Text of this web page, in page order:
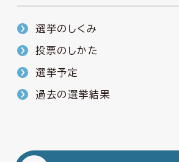
選挙のしくみ
投票のしかた
選挙予定
過去の選挙結果